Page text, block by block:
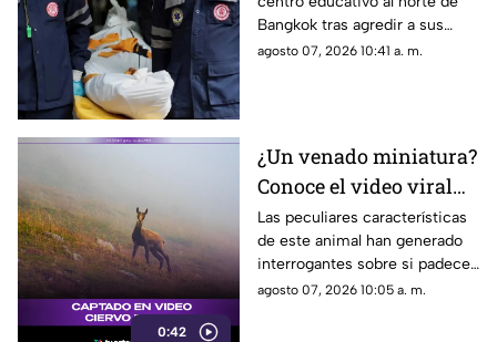
en tiroteo
Bangkok tras agredir a sus
familiares; el incidente dejó
agosto 07, 2026 10:41 a. m.
0:42
¿Un venado miniatura?
Conoce el video viral
que causa asombro en
redes sociales
Las peculiares características
de este animal han generado
interrogantes sobre si padece
una malformación congénita.
agosto 07, 2026 10:05 a. m.